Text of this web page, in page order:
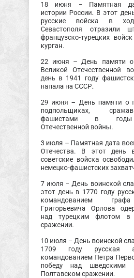
18 июня – Памятная
истории России. В этот
русские войска в
Севастополя отразили
французско-турецких
курган.
22 июня – День памяти о
Великой Отечественной
день в 1941 году
напала на СССР.
29 июня – День памяти о
подпольщиках,
фашистами в годы
Отечественной войны.
3 июля – Памятная дата
Отечества. В этот день
советские войска
немецко-фашистских
7 июля – День воинской
этот день в 1770 году
командованием
Григорьевича Орлова
над турецким флотом в
сражении.
10 июля – День воинской
1709 году русская
командованием Петра
победу над шведскими
Полтавском сражении.